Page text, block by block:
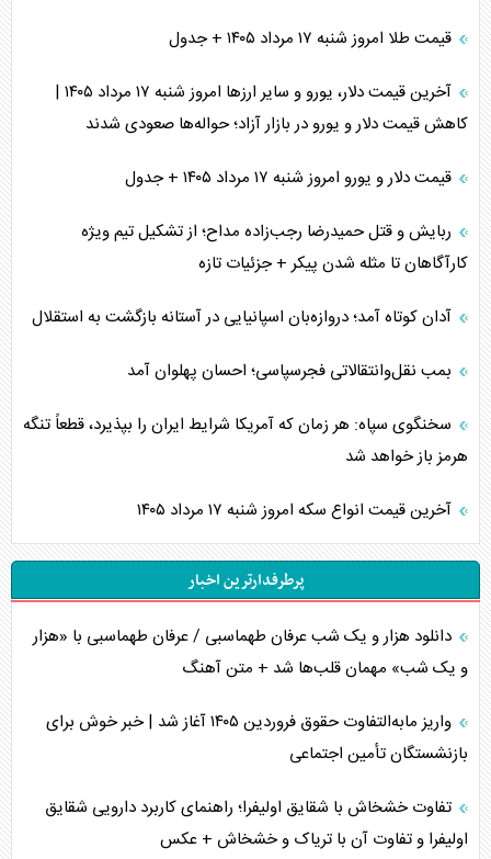
قیمت طلا امروز شنبه ۱۷ مرداد ۱۴۰۵ + جدول
آخرین قیمت دلار، یورو و سایر ارز‌ها امروز شنبه ۱۷ مرداد ۱۴۰۵ |
کاهش قیمت دلار و یورو در بازار آزاد؛ حواله‌ها صعودی شدند
قیمت دلار و یورو امروز شنبه ۱۷ مرداد ۱۴۰۵ + جدول
ربایش و قتل حمیدرضا رجب‌زاده مداح؛ از تشکیل تیم ویژه
کارآگاهان تا مثله شدن پیکر + جزئیات تازه
آدان کوتاه آمد؛ دروازه‌بان اسپانیایی در آستانه بازگشت به استقلال
بمب نقل‌وانتقالاتی فجرسپاسی؛ احسان پهلوان آمد
سخنگوی سپاه: هر زمان که آمریکا شرایط ایران را بپذیرد، قطعاً تنگه
هرمز باز خواهد شد
آخرین قیمت انواع سکه امروز شنبه ۱۷ مرداد ۱۴۰۵
پرطرفدارترین اخبار
دانلود هزار و یک شب عرفان طهماسبی / عرفان طهماسبی با «هزار
و یک شب» مهمان قلب‌ها شد + متن آهنگ
واریز مابه‌التفاوت حقوق فروردین ۱۴۰۵ آغاز شد | خبر خوش برای
بازنشستگان تأمین اجتماعی
تفاوت خشخاش با شقایق اولیفرا؛ راهنمای کاربرد دارویی شقایق
اولیفرا و تفاوت آن با تریاک و خشخاش + عکس